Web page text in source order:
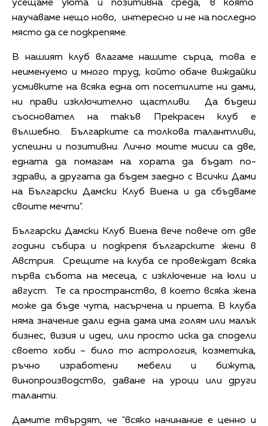
усещаме уюта и позитивна среда, в която
научаваме нещо ново, интересно и не на последно
място да се подкрепяме.
В нашият клуб влагаме нашите сърца, това е
неименуемо и много труд, който обаче виждайки
усмивките на всяка една от посетилите ни дами,
ни прави изключително щастливи. Да бъдеш
съосновател на такъв Прекрасен клуб е
вълшебно. Българките са толкова талантливи,
успешни и позитивни. Лично моите мисии са две,
едната да помагам на хората да бъдат по-
здрави, а другата да бъдем заедно с Всички Дами
на Български Дамски Клуб Виена и да сбъдваме
своите мечти".
Български Дамски Клуб Виена вече повече от две
години събира и подкрепя българските жени в
Австрия. Срещите на клуба се провеждат всяка
първа събота на месеца, с изключение на юли и
август. Те са пространство, в което всяка жена
може да бъде чута, насърчена и приета. В клуба
няма значение дали една дама има голям или малък
бизнес, визия и идеи, или просто иска да сподели
своето хоби – било то астрология, козметика,
ръчно изработени мебели и бижута,
винопроизводство, даване на уроци или други
таланти.
Дамите твърдят, че "всяко начинание е ценно и